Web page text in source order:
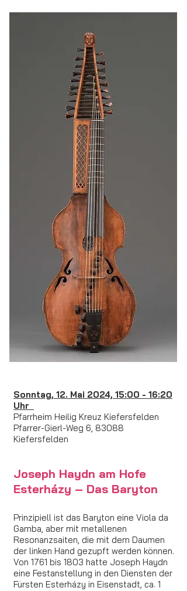
Sonntag, 12. Mai 2024, 15:00 - 16:20
Uhr
Pfarrheim Heilig Kreuz Kiefersfelden
Pfarrer-Gierl-Weg 6, 83088
Kiefersfelden
Joseph Haydn am Hofe
Esterházy – Das Baryton
Prinzipiell ist das Baryton eine Viola da
Gamba, aber mit metallenen
Resonanzsaiten, die mit dem Daumen
der linken Hand gezupft werden können.
Von 1761 bis 1803 hatte Joseph Haydn
eine Festanstellung in den Diensten der
Fürsten Esterházy in Eisenstadt, ca. 1